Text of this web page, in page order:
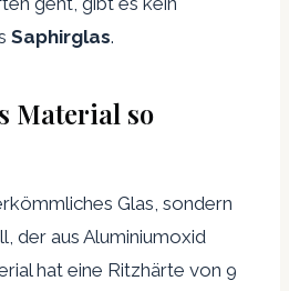
Saphirglas.
Material so
Glas, sondern
der aus Aluminiumoxid
hat eine Ritzhärte von 9